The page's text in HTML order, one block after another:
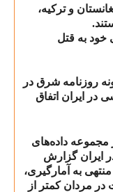
و ترکیه،
به قتل
روزنامه شرق در
در ایران اتفاق
داده‌های
ایران گزارش
به آمارگیری،
در مردان کمتر از